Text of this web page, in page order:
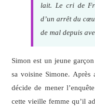
lait. Le cri de
d’un arrêt du
de mal depuis
Simon est un jeune
sa voisine Simone.
décide de mener
cette vieille femme qu’il